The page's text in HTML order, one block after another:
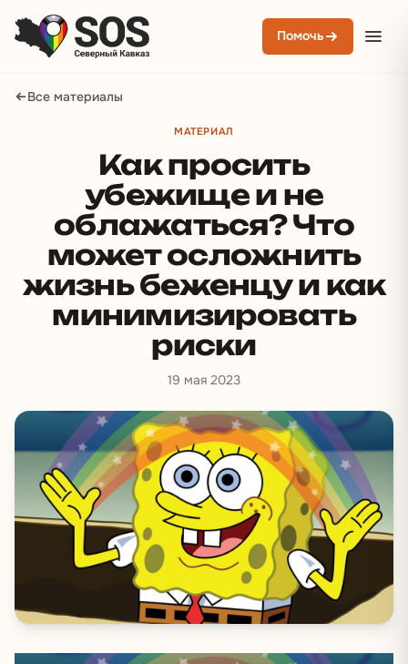
Помочь
Все материалы
МАТЕРИАЛ
Как просить
убежище и не
облажаться? Что
может осложнить
жизнь беженцу и как
минимизировать
риски
19 мая 2023